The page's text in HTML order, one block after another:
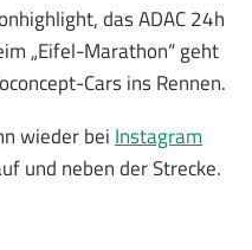
das ADAC 24h
„Eifel-Marathon“ geht
Cars ins Rennen.
wieder bei Instagram
und neben der Strecke.